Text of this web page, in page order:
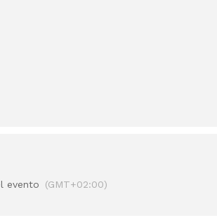
evento (GMT+02:00)